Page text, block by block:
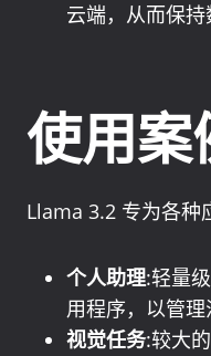
云端，从而保持
使用案
Llama 3.2 专为各种
个人助理:轻量
用程序，以管理
视觉任务:较大